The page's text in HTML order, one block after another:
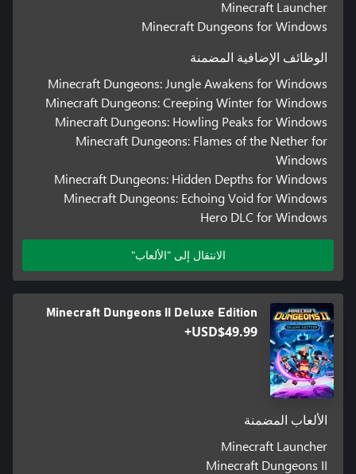
Minecraft Launcher
Minecraft Dungeons for Windows
الوظائف الإضافية المضمنة
Minecraft Dungeons: Jungle Awakens for Windows
Minecraft Dungeons: Creeping Winter for Windows
Minecraft Dungeons: Howling Peaks for Windows
Minecraft Dungeons: Flames of the Nether for
Windows
Minecraft Dungeons: Hidden Depths for Windows
Minecraft Dungeons: Echoing Void for Windows
Hero DLC for Windows
الانتقال إلى "الألعاب"
Minecraft Dungeons II Deluxe Edition
USD$49.99+
الألعاب المضمنة
Minecraft Launcher
Minecraft Dungeons II